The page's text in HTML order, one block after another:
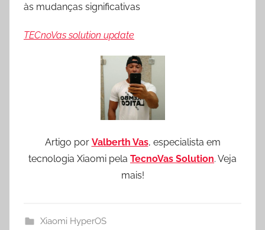
às mudanças significativas
TECnoVas solution update
Artigo por Valberth Vas, especialista em
tecnologia Xiaomi pela TecnoVas Solution. Veja
mais!
Xiaomi HyperOS